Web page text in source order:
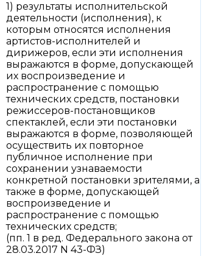
1) результаты исполнительской
деятельности (исполнения), к
которым относятся исполнения
артистов-исполнителей и
дирижеров, если эти исполнения
выражаются в форме, допускающей
их воспроизведение и
распространение с помощью
технических средств, постановки
режиссеров-постановщиков
спектаклей, если эти постановки
выражаются в форме, позволяющей
осуществить их повторное
публичное исполнение при
сохранении узнаваемости
конкретной постановки зрителями, а
также в форме, допускающей
воспроизведение и
распространение с помощью
технических средств;
(пп. 1 в ред. Федерального закона от
28.03.2017 N 43-ФЗ)